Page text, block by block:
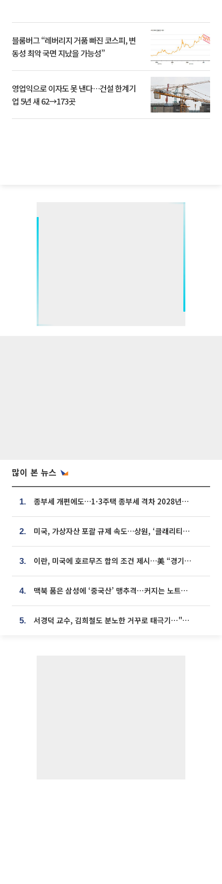
블룸버그 “레버리지 거품 빠진 코스피, 변
동성 최악 국면 지났을 가능성”
영업익으로 이자도 못 낸다…건설 한계기
업 5년 새 62→173곳
많이 본 뉴스
1. 종부세 개편에도…1·3주택 종부세 격차 2028년부터 확대
2. 미국, 가상자산 포괄 규제 속도…상원, ‘클래리티법’ 9월 절차투표 추진
3. 이란, 미국에 호르무즈 합의 조건 제시…美 “경기 아직 안 끝나” [종합]
4. 맥북 품은 삼성에 ‘중국산’ 맹추격⋯커지는 노트북 OLED 시장
5. 서경덕 교수, 김희철도 분노한 거꾸로 태극기⋯"엉터리는 아냐, 아쉬울 뿐"